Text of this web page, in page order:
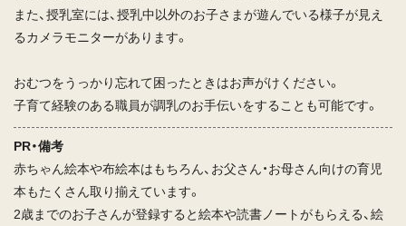
また、授乳室には、授乳中以外のお子さまが遊んでいる様子が見え
るカメラモニターがあります。
おむつをうっかり忘れて困ったときはお声がけください。
子育て経験のある職員が調乳のお手伝いをすることも可能です。
PR・備考
赤ちゃん絵本や布絵本はもちろん、お父さん・お母さん向けの育児
本もたくさん取り揃えています。
2歳までのお子さんが登録すると絵本や読書ノートがもらえる、絵